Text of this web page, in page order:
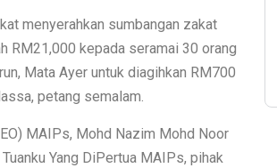
menyerahkan sumbangan zakat
RM21,000 kepada seramai 30 orang
Mata Ayer untuk diagihkan RM700
petang semalam.
MAIPs, Mohd Nazim Mohd Noor
Yang DiPertua MAIPs, pihak